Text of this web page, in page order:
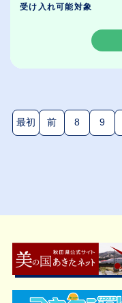
受け入れ可能対象
最初 前 8 9